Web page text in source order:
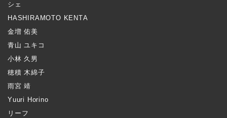
シェ
HASHIRAMOTO KENTA
金増 佑美
青山 ユキコ
小林 久男
穂積 木綿子
雨宮 靖
Yuuri Horino
リーフ